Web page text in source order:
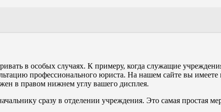
в особых случаях. К примеру, когда служащие
профессионального юриста. На нашем сайте вы имеете
в правом нижнем углу вашего дисплея.
сразу в отделении учреждения. Это самая простая